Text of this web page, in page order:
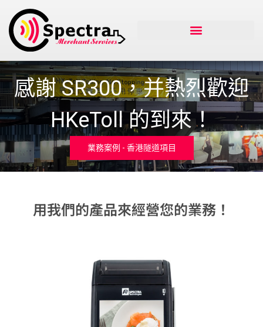
感謝 SR300，并熱烈歡迎
HKeToll 的到來！
業務案例 - 香港隧道項目
用我們的產品來經營您的業務！